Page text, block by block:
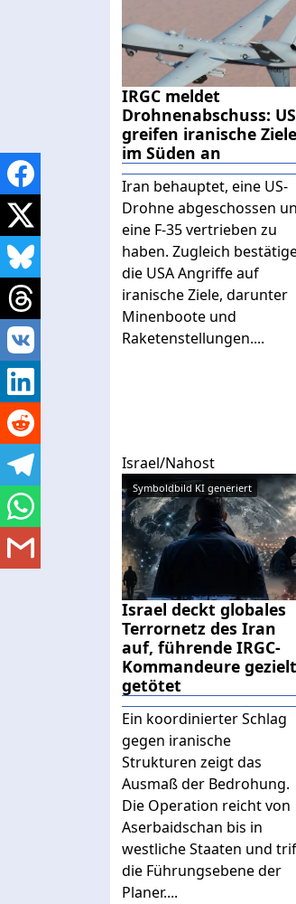
IRGC meldet
Drohnenabschuss:
greifen iranische Ziele
im Süden an
Iran behauptet, eine US-
Drohne abgeschossen
eine F-35 vertrieben zu
haben. Zugleich
die USA Angriffe auf
iranische Ziele, darunter
Minenboote und
Raketenstellungen....
Israel/Nahost
Symboldbild KI generiert
Israel deckt globales
Terrornetz des Iran
auf, führende IRGC-
Kommandeure gezielt
getötet
Ein koordinierter Schlag
gegen iranische
Strukturen zeigt das
Ausmaß der Bedrohung.
Die Operation reicht von
Aserbaidschan bis in
westliche Staaten und
die Führungsebene der
Planer....